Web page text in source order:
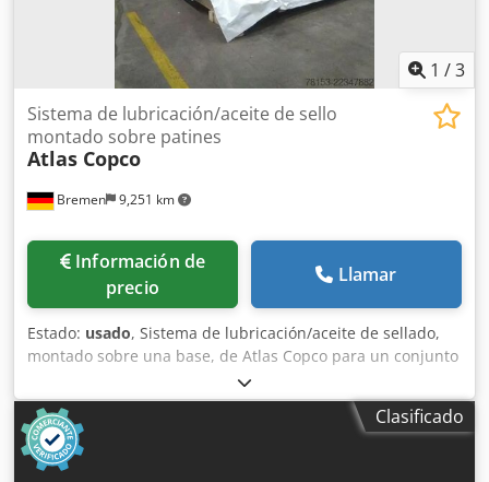
1 /3
Bremen 9,251 km
Sistema de lubricación/aceite de sello
montado sobre patines
Atlas Copco
Información de
precio
Llamar
Estado: usado, Sistema de lubricación/aceite de sellado,
montado sobre una base, de Atlas Copco para un conjunto
de compresores, que incluye depósito/tanque base con
bombas, filtros, refrigeradores y colector de válvulas.
Incluye un tanque de purga y una selección de repuestos y
juntas, tal como se muestra en la lista descargable que se
encuentra a continuación. Nota: Las ventas están sujetas a
Clasificado